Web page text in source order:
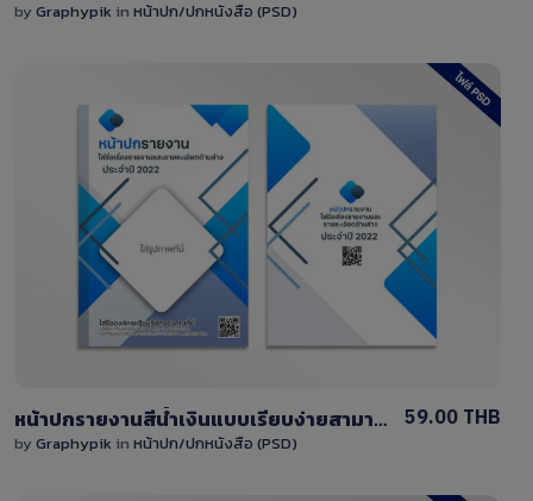
by Graphypik in หน้าปก/ปกหนังสือ (PSD)
View Details
6 Sales
หน้าปกรายงานสีน้ำเงินแบบเรียบง่ายสามารถแก้ไขได้ ไฟล์ PSD
by Graphypik in หน้าปก/ปกหนังสือ (PSD)
59.00 THB